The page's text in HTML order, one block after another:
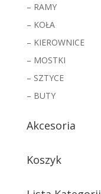
– RAMY
– KOŁA
– KIEROWNICE
– MOSTKI
– SZTYCE
– BUTY
Akcesoria
Koszyk